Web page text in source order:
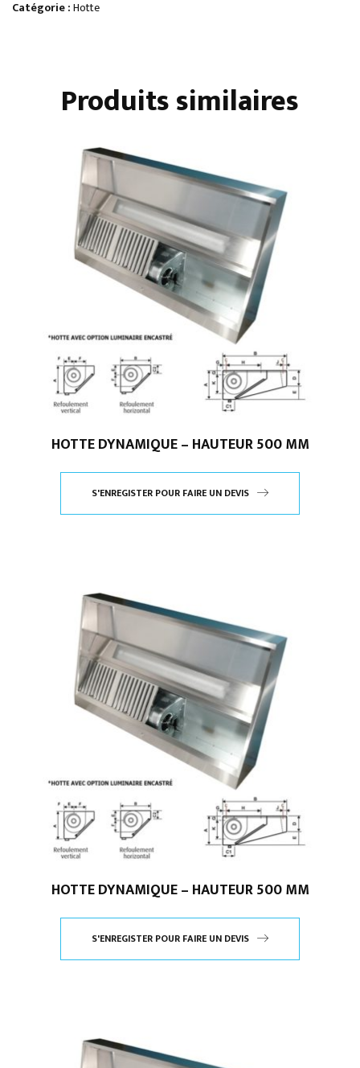
Catégorie :Hotte
Produits similaires
HOTTE DYNAMIQUE – HAUTEUR 500 MM
S'ENREGISTER POUR FAIRE UN DEVIS
HOTTE DYNAMIQUE – HAUTEUR 500 MM
S'ENREGISTER POUR FAIRE UN DEVIS